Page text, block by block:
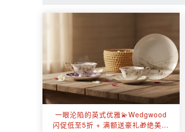
一眼沦陷的英式优雅💫Wedgwood
闪促低至5折 + 满额送豪礼🎁绝美联